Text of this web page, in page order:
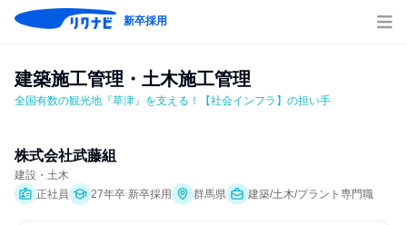
新卒採用
建築施工管理・土木施工管理
全国有数の観光地『草津』を支える！【社会インフラ】の担い手
株式会社武藤組
建設・土木
正社員
27年卒 新卒採用 群馬県 建築/土木/プラント専門職